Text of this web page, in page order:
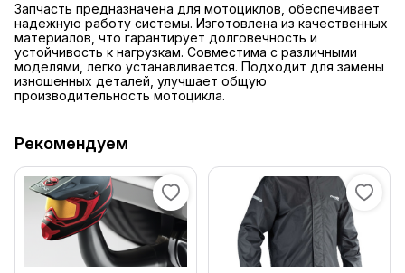
Запчасть предназначена для мотоциклов, обеспечивает
надежную работу системы. Изготовлена из качественных
материалов, что гарантирует долговечность и
устойчивость к нагрузкам. Совместима с различными
моделями, легко устанавливается. Подходит для замены
изношенных деталей, улучшает общую
производительность мотоцикла.
Рекомендуем